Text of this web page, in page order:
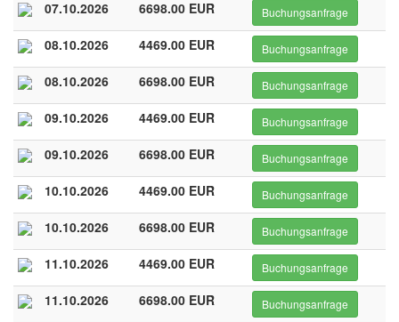
07.10.2026 6698.00 EUR Buchungsanfrage
08.10.2026 4469.00 EUR Buchungsanfrage
08.10.2026 6698.00 EUR Buchungsanfrage
09.10.2026 4469.00 EUR Buchungsanfrage
09.10.2026 6698.00 EUR Buchungsanfrage
10.10.2026 4469.00 EUR Buchungsanfrage
10.10.2026 6698.00 EUR Buchungsanfrage
11.10.2026 4469.00 EUR Buchungsanfrage
11.10.2026 6698.00 EUR Buchungsanfrage